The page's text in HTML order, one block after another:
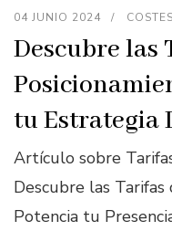
04 JUNIO 2024 COSTES
Descubre las
tu Estrategia
Artículo sobre
Descubre las Tarifas
Potencia tu